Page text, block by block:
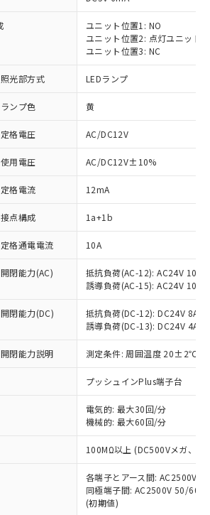
ユニット位置1: NO
ユニット位置2: 点灯ユニット
ユニット位置3: NC
照光部方式 LEDランプ
ランプ色 黄
定格電圧 AC/DC12V
使用電圧 AC/DC12V±10%
定格電流 12mA
接点構成 1a+1b
定格通電電流 10A
開閉能力(AC)
抵抗負荷(AC-12): AC24V 10A/
誘導負荷(AC-15): AC24V
開閉能力(DC)
抵抗負荷(DC-12): DC24V 8A/
誘導負荷(DC-13): DC24V 4A/
開閉能力説明 測定条件: 周囲温度 20±2℃、
プッシュインPlus端子台
電気的: 最大30回/分
機械的: 最大60回/分
100MΩ以上 (DC500Vメガ、点
各端子とアース間: AC2500V
同極端子間: AC2500V 50/
(初期値)
条件
い。
ビスは、当社制御機器事業取扱
当社在庫状況および標準価格
)を提供させていただくもので
御機器事業取扱商品の中には、
ビスの対象外となる商品もある
ご了承ください。
況および標準価格照会結果は、
：EU RoHS指令（10物質）の
応した製品が提供可能な商品で
EU RoHS指令（10物質）の非含
た製品に切り替える予定のある
し：EU RoHS指令（10物質）の
対応の商品で、対応品を出す予
ん。
中：EU RoHS指令（10物質）の
状況を調査中または確認中の
関係のない商品です。
事情により、非含有部品として
、含有品と判明した場合などや
更することがあります。
表
均質材料含有率が中国RoHSの
あることを示します。
均質材料含有率が中国RoHSの
えていることを示します。
確認です。当社販売部門へお問
、これら貴社製品のうち、外国
よび外国貿易法に定める商品